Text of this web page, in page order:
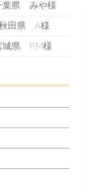
県 みや様
田県 A様
県 P.M様